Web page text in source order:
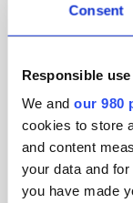
Consent
Responsible
We and our 980
cookies to store
and content
your data and
you have made